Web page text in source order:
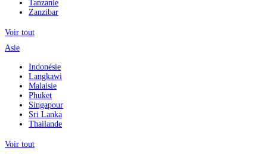
Tanzanie
Zanzibar
Voir tout
Asie
Indonésie
Langkawi
Malaisie
Phuket
Singapour
Sri Lanka
Thailande
Voir tout